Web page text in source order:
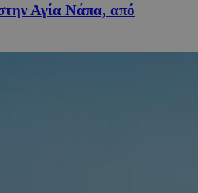
Αγία Νάπα, από